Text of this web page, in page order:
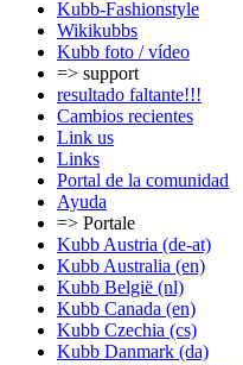
Kubb-Fashionstyle
Wikikubbs
Kubb foto / vídeo
=> support
resultado faltante!!!
Cambios recientes
Link us
Links
Portal de la comunidad
Ayuda
=> Portale
Kubb Austria (de-at)
Kubb Australia (en)
Kubb België (nl)
Kubb Canada (en)
Kubb Czechia (cs)
Kubb Danmark (da)